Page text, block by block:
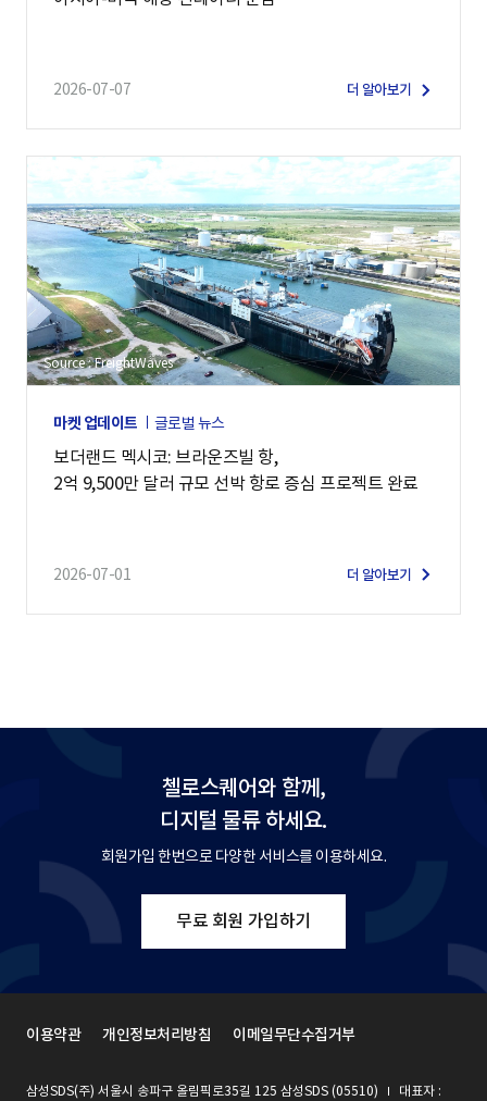
2026-07-07 더 알아보기
Source : FreightWaves
마켓 업데이트 글로벌 뉴스
보더랜드 멕시코: 브라운즈빌 항,
2억 9,500만 달러 규모 선박 항로 증심 프로젝트 완료
2026-07-01 더 알아보기
첼로스퀘어와 함께,
디지털 물류 하세요.
회원가입 한번으로 다양한 서비스를 이용하세요.
무료 회원 가입하기
삼성SDS(주) 서울시 송파구 올림픽로35길 125 삼성SDS (05510) 대표자 :
이용약관 개인정보처리방침 이메일무단수집거부